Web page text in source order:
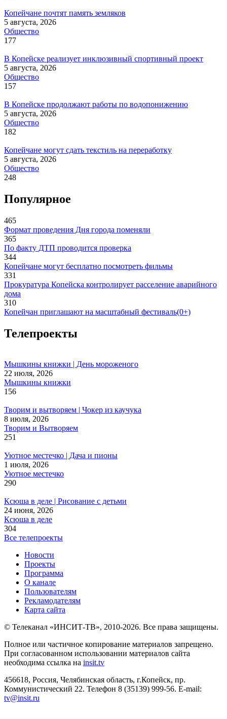
Копейчане почтят память земляков
5 августа, 2026
Общество
177
В Копейске реализует инклюзивный спортивный проект
5 августа, 2026
Общество
157
В Копейске продолжают работы по водопонижению
5 августа, 2026
Общество
182
Копейчане могут сдать текстиль на переработку
5 августа, 2026
Общество
248
Популярное
465
Формат проведения Дня города поменяли
365
По факту ДТП проводится проверка
344
Копейчане могут бесплатно посмотреть фильмы
331
Прокуратура Копейска контролирует расселение аварийного
дома
310
Копейчан приглашают на масштабный фестиваль(0+)
Телепроекты
Мышкины книжки | День мороженого
22 июля, 2026
Мышкины книжки
156
Творим и вытворяем | Чокер из каучука
8 июля, 2026
Творим и Вытворяем
251
Уютное местечко | Дача и пионы
1 июля, 2026
Уютное местечко
290
Ксюша в деле | Рисование с детьми
24 июня, 2026
Ксюша в деле
304
Все телепроекты
Новости
Проекты
Программа
О канале
Пользователям
Рекламодателям
Карта сайта
© Телеканал «ИНСИТ-ТВ», 2010-2026. Все права защищены.
Полное или частичное копирование материалов запрещено.
При согласованном использовании материалов сайта
необходима ссылка на insit.tv
456618, Россия, Челябинская область, г.Копейск, пр.
Коммунистический 22. Телефон 8 (35139) 999-56. E-mail:
tv@insit.ru